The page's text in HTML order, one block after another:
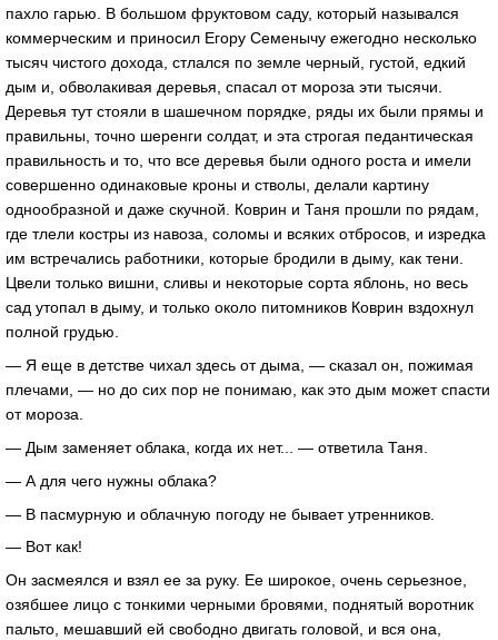
пахло гарью. В большом фруктовом саду, который назывался
коммерческим и приносил Егору Семенычу ежегодно несколько
тысяч чистого дохода, стлался по земле черный, густой, едкий
дым и, обволакивая деревья, спасал от мороза эти тысячи.
Деревья тут стояли в шашечном порядке, ряды их были прямы и
правильны, точно шеренги солдат, и эта строгая педантическая
правильность и то, что все деревья были одного роста и имели
совершенно одинаковые кроны и стволы, делали картину
однообразной и даже скучной. Коврин и Таня прошли по рядам,
где тлели костры из навоза, соломы и всяких отбросов, и изредка
им встречались работники, которые бродили в дыму, как тени.
Цвели только вишни, сливы и некоторые сорта яблонь, но весь
сад утопал в дыму, и только около питомников Коврин вздохнул
полной грудью.
— Я еще в детстве чихал здесь от дыма, — сказал он, пожимая
плечами, — но до сих пор не понимаю, как это дым может спасти
от мороза.
— Дым заменяет облака, когда их нет... — ответила Таня.
— А для чего нужны облака?
— В пасмурную и облачную погоду не бывает утренников.
— Вот как!
Он засмеялся и взял ее за руку. Ее широкое, очень серьезное,
озябшее лицо с тонкими черными бровями, поднятый воротник
пальто, мешавший ей свободно двигать головой, и вся она,